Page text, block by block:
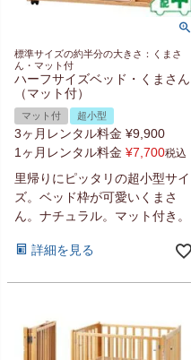
標準サイズの約半分の大きさ：くまさ
ん・マット付
ハーフサイズベッド・くまさん
（マット付）
マット付 超小型
3ヶ月レンタル料金 ¥9,900
1ヶ月レンタル料金 ¥7,700税込
里帰りにピッタリの超小型サイ
ズ。ベッド枠が可愛いくまさ
ん。ナチュラル。マット付き。
詳細を見る